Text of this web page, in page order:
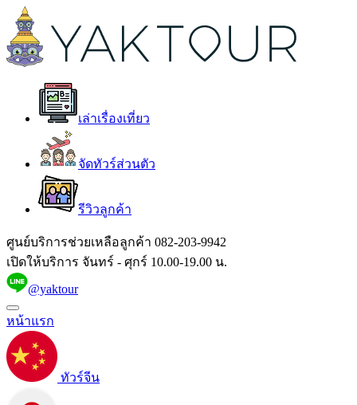
เล่าเรื่องเที่ยว
จัดทัวร์ส่วนตัว
รีวิวลูกค้า
ศูนย์บริการช่วยเหลือลูกค้า 082-203-9942
เปิดให้บริการ จันทร์ - ศุกร์ 10.00-19.00 น.
@yaktour
หน้าแรก
ทัวร์จีน